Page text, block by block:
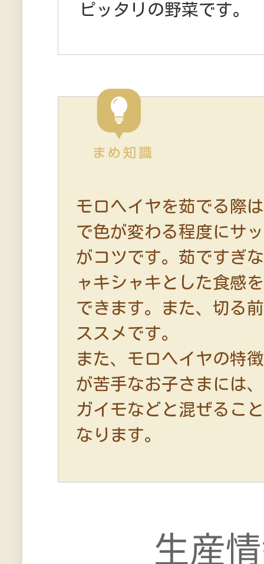
ピッタリの野菜です。
モロヘイヤを茹でる際
で色が変わる程度にサ
がコツです。茹ですぎ
ャキシャキとした食感
できます。また、切る
ススメです。
また、モロヘイヤの特
が苦手なお子さまには
ガイモなどと混ぜるこ
なります。
生産